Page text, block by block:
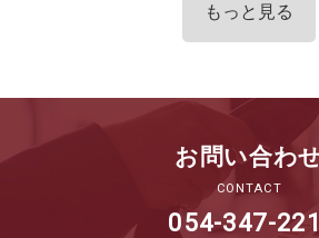
もっと見る
お問い合わ
CONTACT
054-347-